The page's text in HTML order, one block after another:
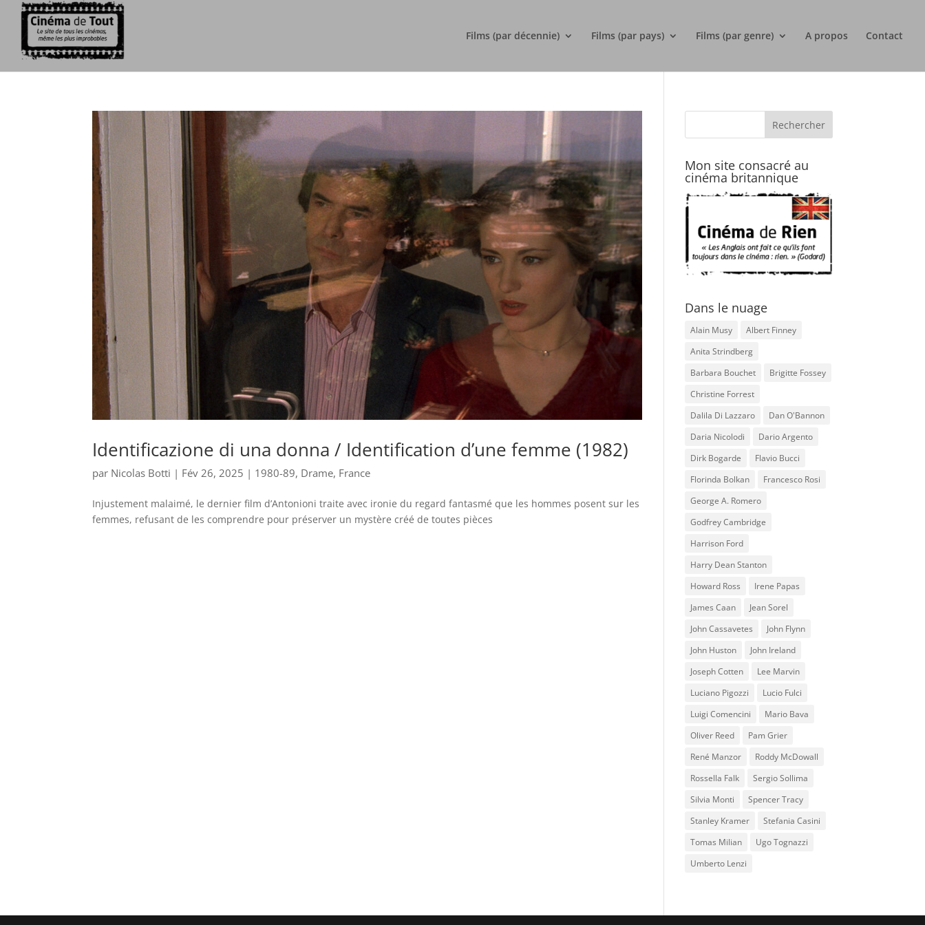
Films (par décennie) Films (par pays) Films (par genre) A propos Contact
Identificazione di una donna / Identification d’une femme (1982)
par Nicolas Botti | Fév 26, 2025 | 1980-89, Drame, France
Injustement malaimé, le dernier film d’Antonioni traite avec ironie du regard fantasmé que les hommes posent sur les
femmes, refusant de les comprendre pour préserver un mystère créé de toutes pièces
Mon site consacré au
cinéma britannique
Dans le nuage
Alain Musy
Albert Finney
Anita Strindberg
Barbara Bouchet
Brigitte Fossey
Christine Forrest
Dalila Di Lazzaro
Dan O'Bannon
Daria Nicolodi
Dario Argento
Dirk Bogarde
Flavio Bucci
Florinda Bolkan
Francesco Rosi
George A. Romero
Godfrey Cambridge
Harrison Ford
Harry Dean Stanton
Howard Ross
Irene Papas
James Caan
Jean Sorel
John Cassavetes
John Flynn
John Huston
John Ireland
Joseph Cotten
Lee Marvin
Luciano Pigozzi
Lucio Fulci
Luigi Comencini
Mario Bava
Oliver Reed
Pam Grier
René Manzor
Roddy McDowall
Rossella Falk
Sergio Sollima
Silvia Monti
Spencer Tracy
Stanley Kramer
Stefania Casini
Tomas Milian
Ugo Tognazzi
Umberto Lenzi